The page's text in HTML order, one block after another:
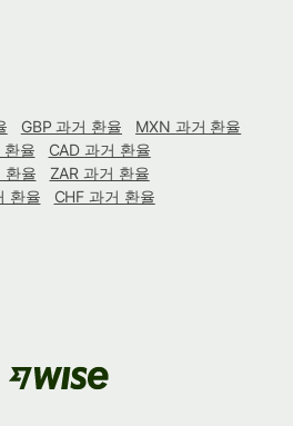
GBP 과거 환율
MXN 과거 환율
환율
CAD 과거 환율
환율
ZAR 과거 환율
환율
CHF 과거 환율